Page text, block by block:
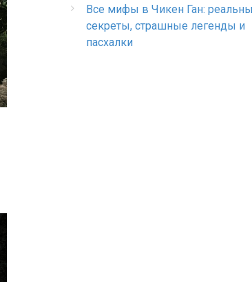
Все мифы в Чикен Ган:
секреты, страшные легенды и
пасхалки